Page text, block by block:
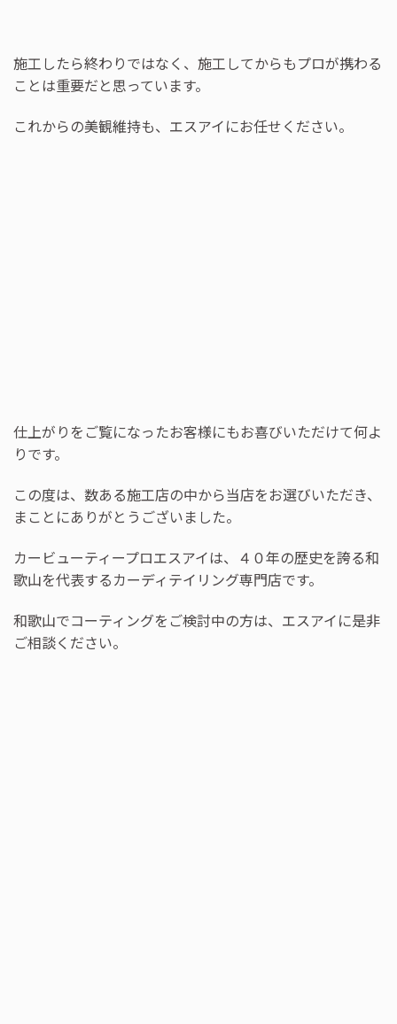
施工したら終わりではなく、施工してからもプロが携わる
ことは重要だと思っています。
これからの美観維持も、エスアイにお任せください。
仕上がりをご覧になったお客様にもお喜びいただけて何よ
りです。
この度は、数ある施工店の中から当店をお選びいただき、
まことにありがとうございました。
カービューティープロエスアイは、４０年の歴史を誇る和
歌山を代表するカーディテイリング専門店です。
和歌山でコーティングをご検討中の方は、エスアイに是非
ご相談ください。